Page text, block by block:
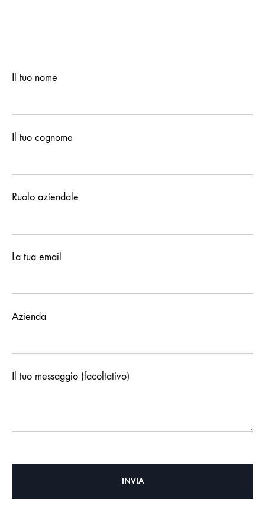
Il tuo nome
Il tuo cognome
Ruolo aziendale
La tua email
Azienda
Il tuo messaggio (facoltativo)